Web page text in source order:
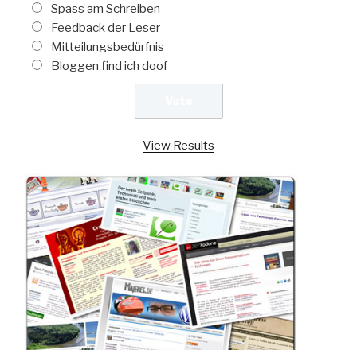
Spass am Schreiben
Feedback der Leser
Mitteilungsbedürfnis
Bloggen find ich doof
View Results